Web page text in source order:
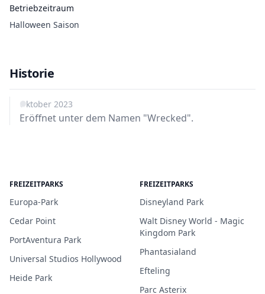
Betriebzeitraum
Halloween Saison
Historie
Oktober 2023
Eröffnet unter dem Namen "Wrecked".
FREIZEITPARKS
Europa-Park
Cedar Point
PortAventura Park
Universal Studios Hollywood
Heide Park
FREIZEITPARKS
Disneyland Park
Walt Disney World - Magic
Kingdom Park
Phantasialand
Efteling
Parc Asterix